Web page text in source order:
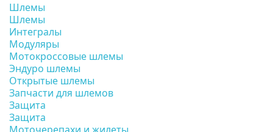
Шлемы
Шлемы
Интегралы
Модуляры
Мотокроссовые шлемы
Эндуро шлемы
Открытые шлемы
Запчасти для шлемов
Защита
Защита